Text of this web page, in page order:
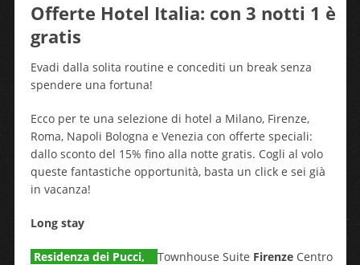
Offerte Hotel Italia: con 3 notti 1 è
gratis
Evadi dalla solita routine e concediti un break senza
spendere una fortuna!
Ecco per te una selezione di hotel a Milano, Firenze,
Roma, Napoli Bologna e Venezia con offerte speciali:
dallo sconto del 15% fino alla notte gratis. Cogli al volo
queste fantastiche opportunità, basta un click e sei già
in vacanza!
Long stay
Residenza dei Pucci, Townhouse Suite FirenzeCentro